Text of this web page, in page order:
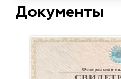
Документы